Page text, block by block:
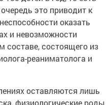
это приводит к
оказать
и невозможности
составе, состоящего из
реаниматолога и
оставляются лишь
физиологические роды